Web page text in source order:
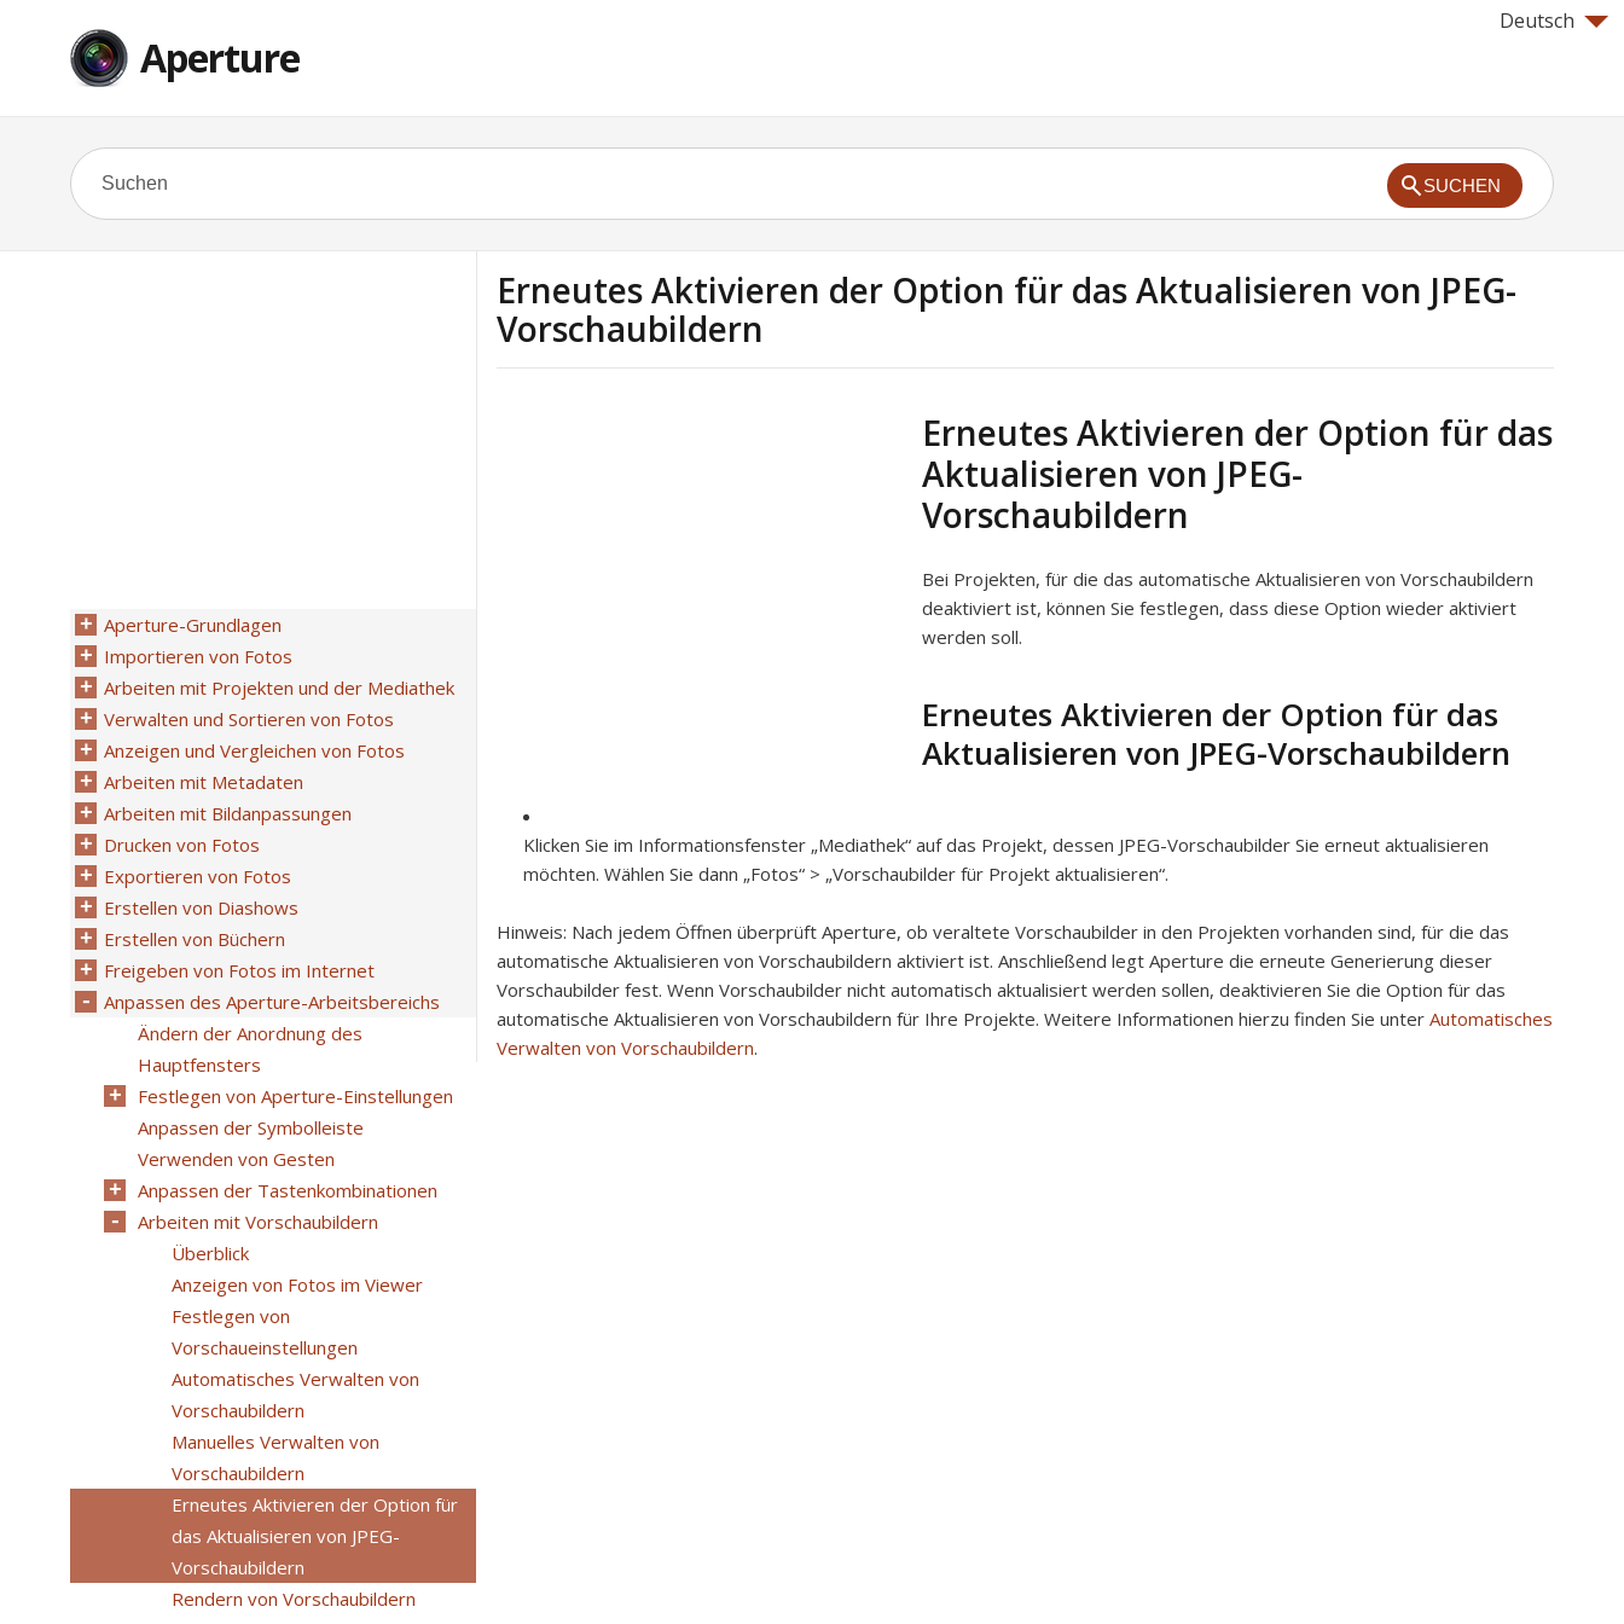
Deutsch
Aperture
SUCHEN
Erneutes Aktivieren der Option für das Aktualisieren von JPEG-
Vorschaubildern
Erneutes Aktivieren der Option für das
Aktualisieren von JPEG-
Vorschaubildern
Bei Projekten, für die das automatische Aktualisieren von Vorschaubildern
deaktiviert ist, können Sie festlegen, dass diese Option wieder aktiviert
werden soll.
Erneutes Aktivieren der Option für das
Aktualisieren von JPEG-Vorschaubildern
Klicken Sie im Informationsfenster „Mediathek“ auf das Projekt, dessen JPEG-Vorschaubilder Sie erneut aktualisieren
möchten. Wählen Sie dann „Fotos“ > „Vorschaubilder für Projekt aktualisieren“.
Hinweis: Nach jedem Öffnen überprüft Aperture, ob veraltete Vorschaubilder in den Projekten vorhanden sind, für die das
automatische Aktualisieren von Vorschaubildern aktiviert ist. Anschließend legt Aperture die erneute Generierung dieser
Vorschaubilder fest. Wenn Vorschaubilder nicht automatisch aktualisiert werden sollen, deaktivieren Sie die Option für das
automatische Aktualisieren von Vorschaubildern für Ihre Projekte. Weitere Informationen hierzu finden Sie unter Automatisches
Verwalten von Vorschaubildern.
Aperture-Grundlagen
Importieren von Fotos
Arbeiten mit Projekten und der Mediathek
Verwalten und Sortieren von Fotos
Anzeigen und Vergleichen von Fotos
Arbeiten mit Metadaten
Arbeiten mit Bildanpassungen
Drucken von Fotos
Exportieren von Fotos
Erstellen von Diashows
Erstellen von Büchern
Freigeben von Fotos im Internet
Anpassen des Aperture-Arbeitsbereichs
Ändern der Anordnung des
Hauptfensters
Festlegen von Aperture-Einstellungen
Anpassen der Symbolleiste
Verwenden von Gesten
Anpassen der Tastenkombinationen
Arbeiten mit Vorschaubildern
Überblick
Anzeigen von Fotos im Viewer
Festlegen von
Vorschaueinstellungen
Automatisches Verwalten von
Vorschaubildern
Manuelles Verwalten von
Vorschaubildern
Erneutes Aktivieren der Option für
das Aktualisieren von JPEG-
Vorschaubildern
Rendern von Vorschaubildern